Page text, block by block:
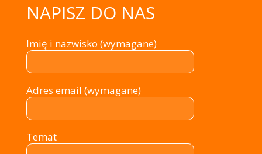
NAPISZ DO NAS
Imię i nazwisko (wymagane)
Adres email (wymagane)
Temat